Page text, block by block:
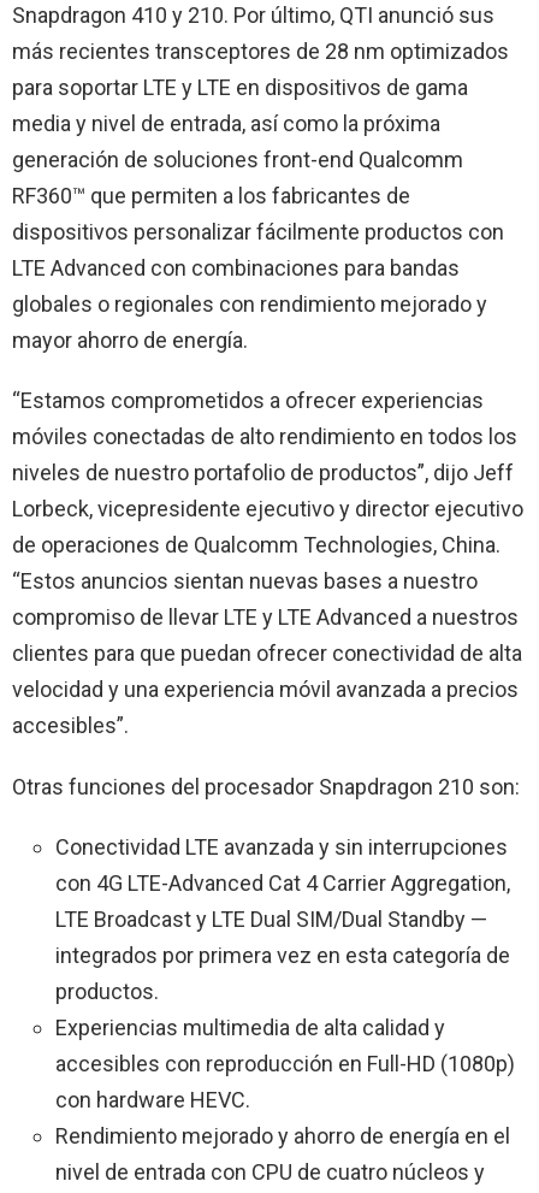
Snapdragon 410 y 210. Por último, QTI anunció sus
más recientes transceptores de 28 nm optimizados
para soportar LTE y LTE en dispositivos de gama
media y nivel de entrada, así como la próxima
generación de soluciones front-end Qualcomm
RF360™ que permiten a los fabricantes de
dispositivos personalizar fácilmente productos con
LTE Advanced con combinaciones para bandas
globales o regionales con rendimiento mejorado y
mayor ahorro de energía.
“Estamos comprometidos a ofrecer experiencias
móviles conectadas de alto rendimiento en todos los
niveles de nuestro portafolio de productos”, dijo Jeff
Lorbeck, vicepresidente ejecutivo y director ejecutivo
de operaciones de Qualcomm Technologies, China.
“Estos anuncios sientan nuevas bases a nuestro
compromiso de llevar LTE y LTE Advanced a nuestros
clientes para que puedan ofrecer conectividad de alta
velocidad y una experiencia móvil avanzada a precios
accesibles”.
Otras funciones del procesador Snapdragon 210 son:
Conectividad LTE avanzada y sin interrupciones
con 4G LTE-Advanced Cat 4 Carrier Aggregation,
LTE Broadcast y LTE Dual SIM/Dual Standby —
integrados por primera vez en esta categoría de
productos.
Experiencias multimedia de alta calidad y
accesibles con reproducción en Full-HD (1080p)
con hardware HEVC.
Rendimiento mejorado y ahorro de energía en el
nivel de entrada con CPU de cuatro núcleos y